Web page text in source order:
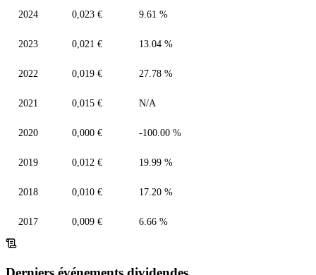
2024 0,023 € 9.61 %
2023 0,021 € 13.04 %
2022 0,019 € 27.78 %
2021 0,015 € N/A
2020 0,000 € -100.00 %
2019 0,012 € 19.99 %
2018 0,010 € 17.20 %
2017 0,009 € 6.66 %